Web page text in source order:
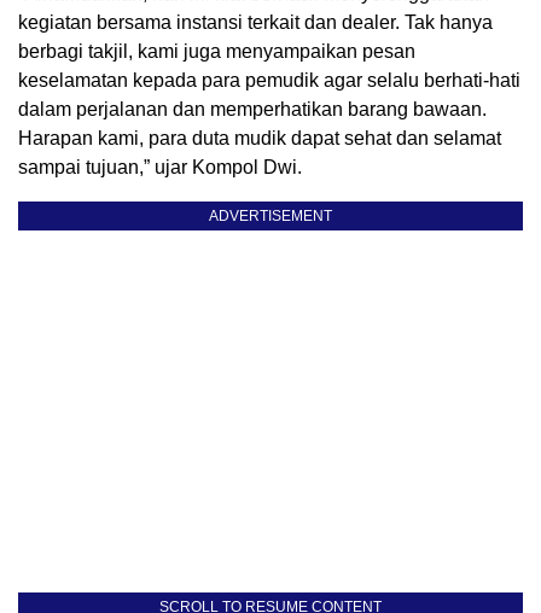
kegiatan bersama instansi terkait dan dealer. Tak hanya
berbagi takjil, kami juga menyampaikan pesan
keselamatan kepada para pemudik agar selalu berhati-hati
dalam perjalanan dan memperhatikan barang bawaan.
Harapan kami, para duta mudik dapat sehat dan selamat
sampai tujuan,” ujar Kompol Dwi.
ADVERTISEMENT
SCROLL TO RESUME CONTENT